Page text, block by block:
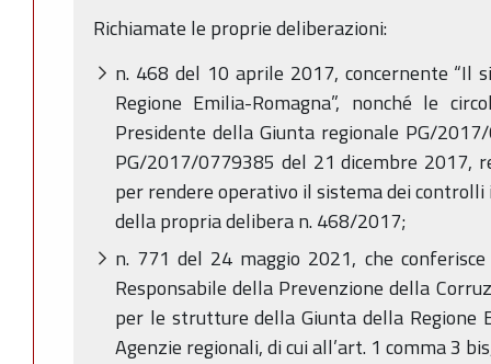
Richiamate le proprie deliberazioni:
n. 468 del 10 aprile 2017, concernente “Il
Regione Emilia-Romagna”, nonché le
Presidente della Giunta regionale PG/
PG/2017/0779385 del 21 dicembre 2017,
per rendere operativo il sistema dei
della propria delibera n. 468/2017;
n. 771 del 24 maggio 2021, che
Responsabile della Prevenzione della
per le strutture della Giunta della Regione
Agenzie regionali, di cui all’art. 1 comma 3